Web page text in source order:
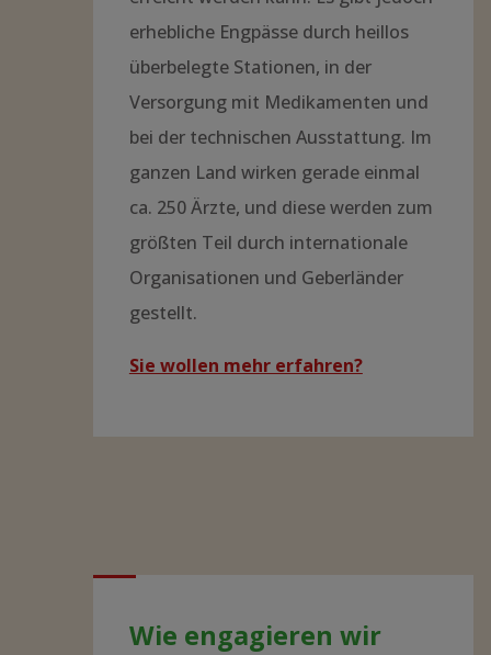
erhebliche Engpässe durch heillos
überbelegte Stationen, in der
Versorgung mit Medikamenten und
bei der technischen Ausstattung. Im
ganzen Land wirken gerade einmal
ca. 250 Ärzte, und diese werden zum
größten Teil durch internationale
Organisationen und Geberländer
gestellt.
Sie wollen mehr erfahren?
Wie engagieren wir